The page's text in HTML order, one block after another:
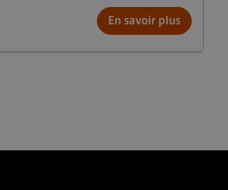
En savoir plus